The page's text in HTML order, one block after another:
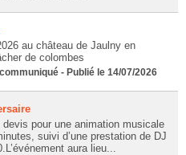
au château de Jaulny en
de colombes
- Publié le 14/07/2026
pour une animation musicale
suivi d’une prestation de DJ
aura lieu...